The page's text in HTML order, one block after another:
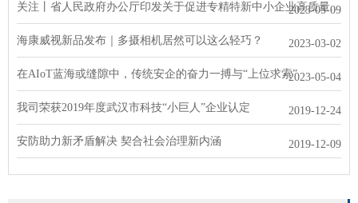
关注丨省人民政府办公厅印发关于促进专精特新中小企业高质量发展
2023-05-09
海康威视新品发布｜多摄相机居然可以这么轻巧？ 2023-03-02
在AIoT蓝海或缝隙中，传统安企的奋力一搏与“上位求索”2023-05-04
我司荣获2019年度武汉市科技“小巨人”企业认定 2019-12-24
安防助力新矛盾解决 契合社会治理新内涵 2019-12-09